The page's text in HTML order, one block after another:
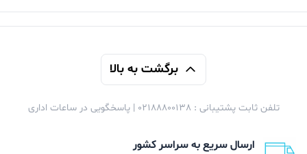
برگشت به بالا
تلفن ثابت پشتیبانی : 02188800138 | پاسخگویی در ساعات اداری
ارسال سریع به سراسر کشور